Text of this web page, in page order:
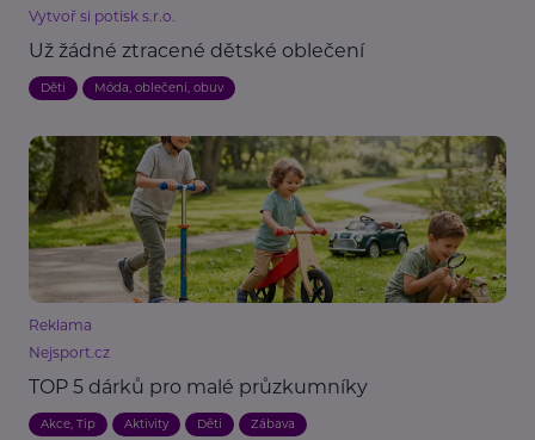
Vytvoř si potisk s.r.o.
Už žádné ztracené dětské oblečení
Děti Móda, oblečení, obuv
Reklama
Nejsport.cz
TOP 5 dárků pro malé průzkumníky
Akce, Tip Aktivity Děti Zábava